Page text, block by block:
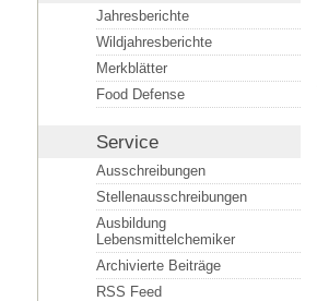
Jahresberichte
Wildjahresberichte
Merkblätter
Food Defense
Service
Ausschreibungen
Stellenausschreibungen
Ausbildung
Lebensmittelchemiker
Archivierte Beiträge
RSS Feed